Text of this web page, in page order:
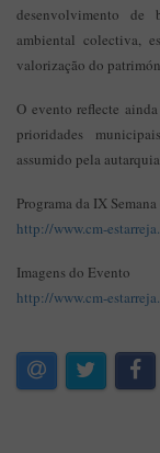
desenvolvimento de
ambiental colectiva,
valorização do
O evento reflecte
prioridades
assumido pela
Programa da IX
http://www.cm-
Imagens do Evento
http://www.cm-